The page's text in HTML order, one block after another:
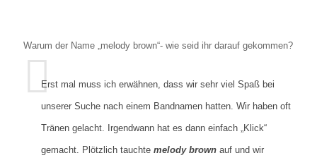
Warum der Name „melody brown“- wie seid ihr darauf gekommen?
Erst mal muss ich erwähnen, dass wir sehr viel Spaß bei
unserer Suche nach einem Bandnamen hatten. Wir haben oft
Tränen gelacht. Irgendwann hat es dann einfach „Klick“
gemacht. Plötzlich tauchte melody brown auf und wir